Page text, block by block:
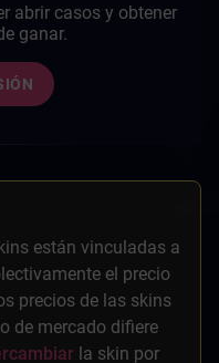
abrir casos y obtener
ganar.
están vinculadas a
el precio
precios de las skins
de mercado difiere
la skin por